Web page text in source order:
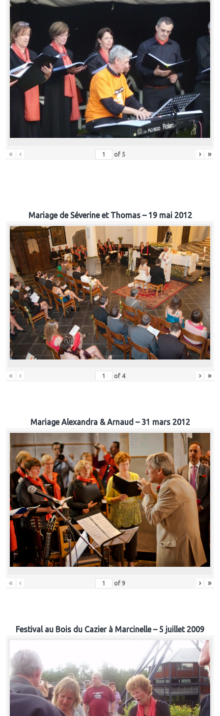
« ‹ of 5 › »
Mariage de Séverine et Thomas – 19 mai 2012
« ‹ of 4 › »
Mariage Alexandra & Arnaud – 31 mars 2012
« ‹ of 9 › »
Festival au Bois du Cazier à Marcinelle – 5 juillet 2009